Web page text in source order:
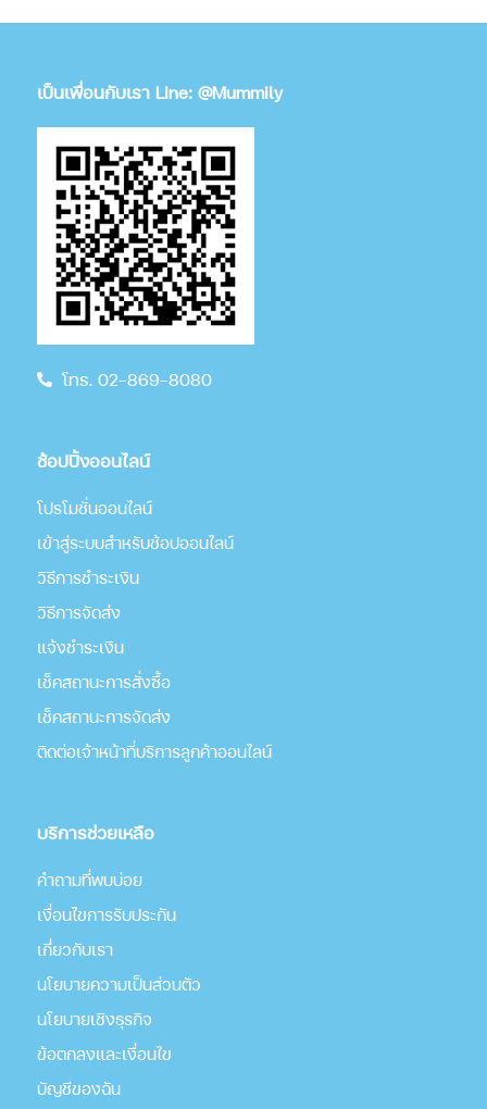
เป็นเพื่อนกับเรา Line: @Mummily
โทร. 02-869-8080
ช้อปปิ้งออนไลน์
โปรโมชั่นออนไลน์
เข้าสู่ระบบสำหรับช้อปออนไลน์
วิธีการชำระเงิน
วิธีการจัดส่ง
แจ้งชำระเงิน
เช็คสถานะการสั่งซื้อ
เช็คสถานะการจัดส่ง
ติดต่อเจ้าหน้าที่บริการลูกค้าออนไลน์
บริการช่วยเหลือ
คำถามที่พบบ่อย
เงื่อนไขการรับประกัน
เกี่่ยวกับเรา
นโยบายความเป็นส่วนตัว
นโยบายเชิงธุรกิจ
ข้อตกลงและเงื่อนไข
บัญชีของฉัน